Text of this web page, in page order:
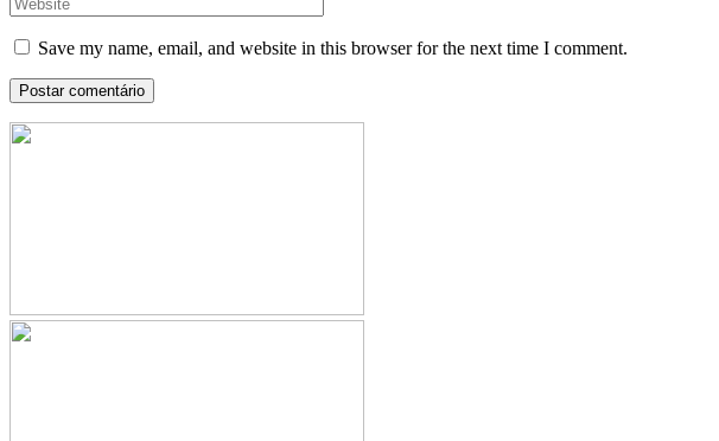
Save my name, email, and website in this browser for the next time I comment.